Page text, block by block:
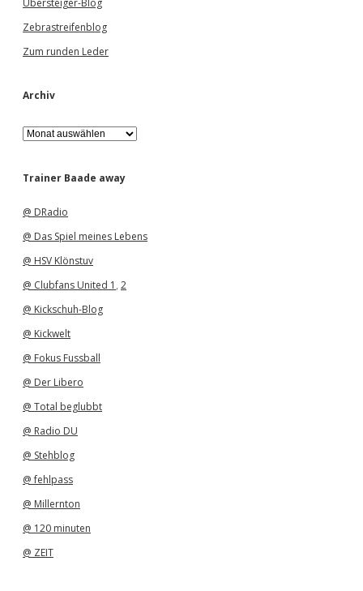
Übersteiger-Blog
Zebrastreifenblog
Zum runden Leder
Archiv
A
r
h
Trainer Baade away
@ DRadio
@ Das Spiel meines Lebens
@ HSV Klönstuv
@ Clubfans United 1 , 2
@ Kickschuh-Blog
@ Kickwelt
@ Fokus Fussball
@ Der Libero
@ Total beglubbt
@ Radio DU
@ Stehblog
@ fehlpass
@ Millernton
@ 120 minuten
@ ZEIT